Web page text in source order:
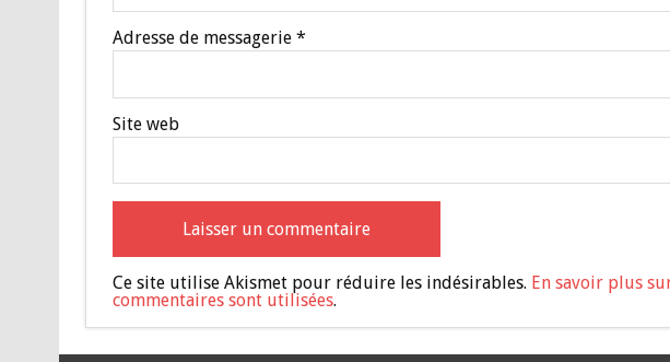
Adresse de messagerie *
Site web
Ce site utilise Akismet pour réduire les indésirables. En savoir plus
commentaires sont utilisées.